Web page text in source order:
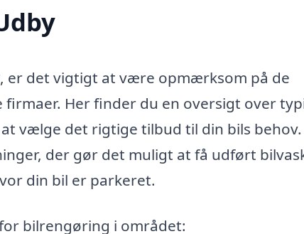
, er det vigtigt at være opmærksom på de
Her finder du en oversigt over
vælge det rigtige tilbud til din bils behov.
der gør det muligt at få udført
din bil er parkeret.
bilrengøring i området: